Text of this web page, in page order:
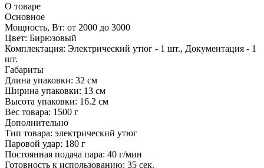
О товаре
Основное
Мощность, Вт: от 2000 до 3000
Цвет: Бирюзовый
Комплектация: Электрический утюг - 1 шт., Документация - 1
шт.
Габариты
Длина упаковки: 32 см
Ширина упаковки: 13 см
Высота упаковки: 16.2 см
Вес товара: 1500 г
Дополнительно
Тип товара: электрический утюг
Паровой удар: 180 г
Постоянная подача пара: 40 г/мин
Готовность к использованию: 35 сек.